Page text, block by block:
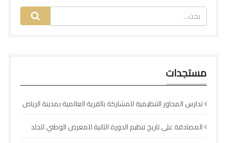
مستجدات
تدارس المحاور التنظيمية للمشاركة بالقرية العالمية بمدينة الرياض
المصادقة على تاريخ تنظيم الدورة الثانية للمعرض الوطني للجلد